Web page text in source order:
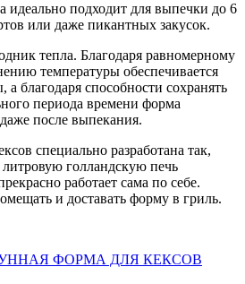
идеально подходит для выпечки до 6
или даже пикантных закусок.
тепла. Благодаря равномерному
температуры обеспечивается
а благодаря способности сохранять
периода времени форма
после выпекания.
специально разработана так,
голландскую печь
работает сама по себе.
и доставать форму в гриль.
ФОРМА ДЛЯ КЕКСОВ